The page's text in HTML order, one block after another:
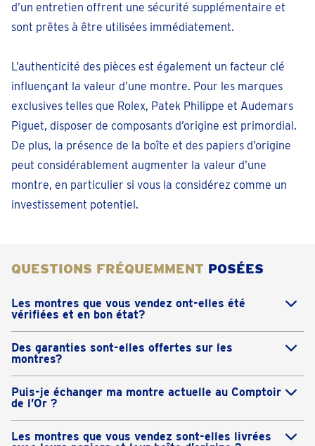
d’un entretien offrent une sécurité supplémentaire et
sont prêtes à être utilisées immédiatement.
L’authenticité des pièces est également un facteur clé
influençant la valeur d’une montre. Pour les marques
exclusives telles que Rolex, Patek Philippe et Audemars
Piguet, disposer de composants d’origine est primordial.
De plus, la présence de la boîte et des papiers d’origine
peut considérablement augmenter la valeur d’une
montre, en particulier si vous la considérez comme un
investissement potentiel.
QUESTIONS FRÉQUEMMENT POSÉES
Les montres que vous vendez ont-elles été
vérifiées et en bon état?
Oui, chaque montre que nous proposons est
minutieusement inspectée par nos spécialistes et, si
proposée à la vente.
Des garanties sont-elles offertes sur les
montres?
Oui, nous offrons une garantie d’un an sur toutes nos
montres afin que vous puissiez effectuer votre achat
Puis-je échanger ma montre actuelle au Comptoir
de l’Or ?
Certainement! Nous vous offrons la possibilité
d’échanger votre ancienne montre dans le cadre du
Les montres que vous vendez sont-elles livrées